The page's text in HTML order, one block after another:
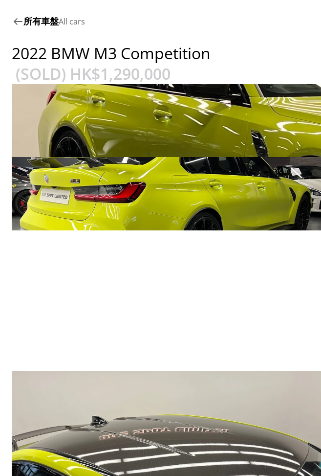
所有車盤All cars
2022 BMW M3 Competition
(SOLD) HK$1,290,000